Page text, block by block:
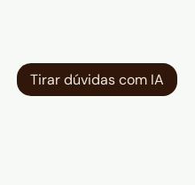
Tirar dúvidas com IA